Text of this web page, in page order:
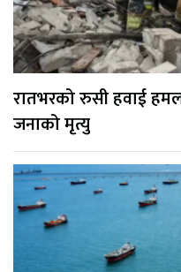
रातभरको रुसी हवाई
जनाको मृत्यु